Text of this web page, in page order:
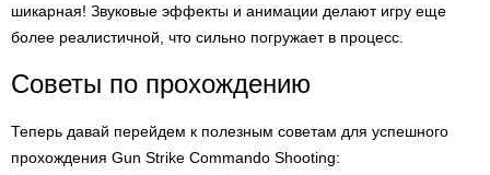
шикарная! Звуковые эффекты и анимации делают игру еще
более реалистичной, что сильно погружает в процесс.
Советы по прохождению
Теперь давай перейдем к полезным советам для успешного
прохождения Gun Strike Commando Shooting: